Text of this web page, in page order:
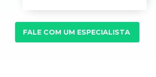
FALE COM UM ESPECIALISTA